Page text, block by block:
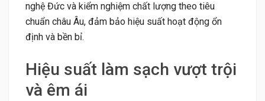
nghệ Đức và kiểm nghiệm chất lượng theo tiêu
chuẩn châu Âu, đảm bảo hiệu suất hoạt động ổn
định và bền bỉ.
Hiệu suất làm sạch vượt trội
và êm ái